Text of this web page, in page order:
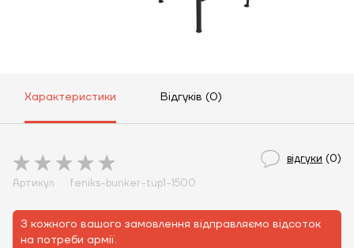
Характеристики Відгуків (0)
відгуки (0)
Артикул
feniks-bunker-tup1-1500
З кожного вашого замовлення відправляємо відсоток
на потреби армії.